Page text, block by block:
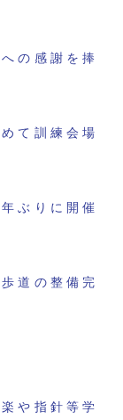
の感謝を捧
て訓練会場
ぶりに開催
道の整備完
や指針等学